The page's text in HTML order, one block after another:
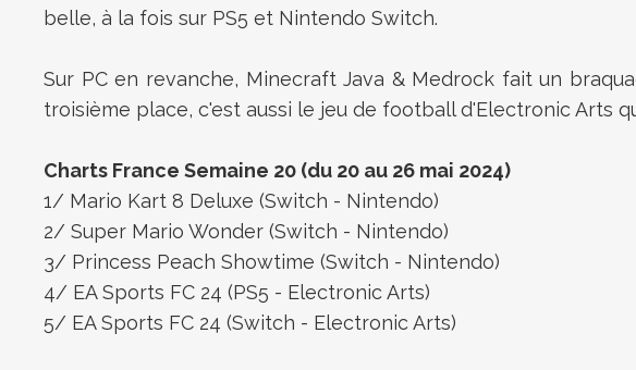
belle, à la fois sur PS5 et Nintendo Switch.
Sur PC en revanche, Minecraft Java & Medrock fait un
troisième place, c'est aussi le jeu de football d'Electronic Arts
Charts France Semaine 20 (du 20 au 26 mai 2024)
1/ Mario Kart 8 Deluxe (Switch - Nintendo)
2/ Super Mario Wonder (Switch - Nintendo)
3/ Princess Peach Showtime (Switch - Nintendo)
4/ EA Sports FC 24 (PS5 - Electronic Arts)
5/ EA Sports FC 24 (Switch - Electronic Arts)